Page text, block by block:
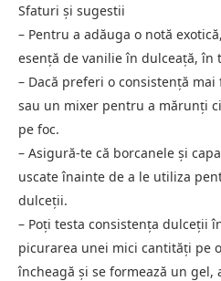
Sfaturi și sugestii
– Pentru a adăuga o notă
esență de vanilie în dulceață, în
– Dacă preferi o consistență
sau un mixer pentru a mărunți
pe foc.
– Asigură-te că borcanele și
uscate înainte de a le utiliza
dulceții.
– Poți testa consistența dulceții
picurarea unei mici cantități pe
încheagă și se formează un gel,